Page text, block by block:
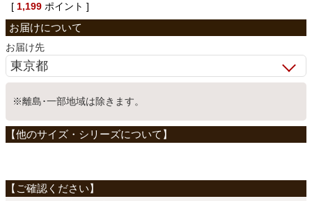
収納家具
学習机
ホームオフィス
[ 1,199 ポイント ]
お届け先
※離島･一部地域は除きます。